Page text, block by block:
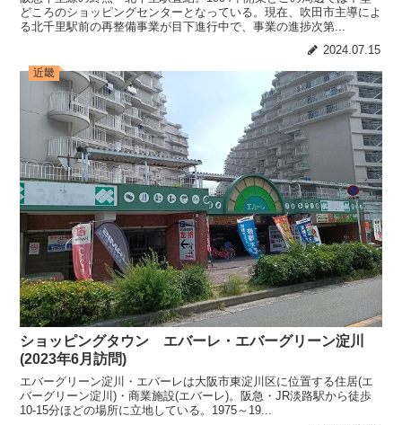
どころのショッピングセンターとなっている。現在、吹田市主導によ
る北千里駅前の再整備事業が目下進行中で、事業の進捗次第...
2024.07.15
近畿
ショッピングタウン エバーレ・エバーグリーン淀川
(2023年6月訪問)
エバーグリーン淀川・エバーレは大阪市東淀川区に位置する住居(エ
バーグリーン淀川)・商業施設(エバーレ)。阪急・JR淡路駅から徒歩
10-15分ほどの場所に立地している。1975～19...